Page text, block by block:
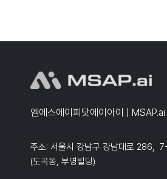
엠에스에이피닷에이아이 | MSAP.ai
주소: 서울시 강남구 강남대로 286,
(도곡동, 부영빌딩)